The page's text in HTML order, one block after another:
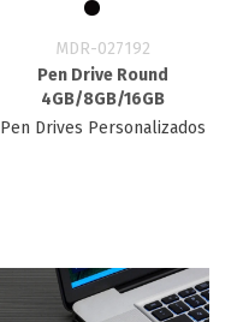
MDR-027192
Pen Drive Round
4GB/8GB/16GB
Pen Drives Personalizados